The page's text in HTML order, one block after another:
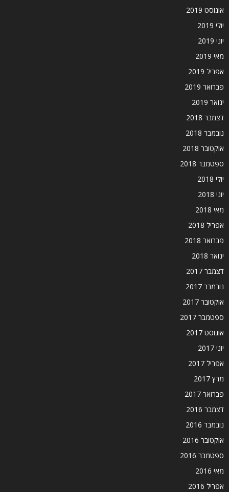
אוגוסט 2019
יולי 2019
יוני 2019
מאי 2019
אפריל 2019
פברואר 2019
ינואר 2019
דצמבר 2018
נובמבר 2018
אוקטובר 2018
ספטמבר 2018
יולי 2018
יוני 2018
מאי 2018
אפריל 2018
פברואר 2018
ינואר 2018
דצמבר 2017
נובמבר 2017
אוקטובר 2017
ספטמבר 2017
אוגוסט 2017
יוני 2017
אפריל 2017
מרץ 2017
פברואר 2017
דצמבר 2016
נובמבר 2016
אוקטובר 2016
ספטמבר 2016
מאי 2016
אפריל 2016